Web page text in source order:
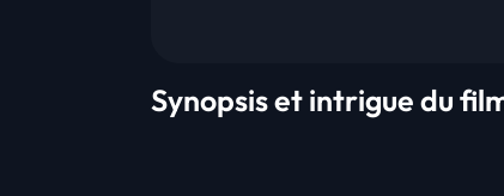
Synopsis et intrigue du